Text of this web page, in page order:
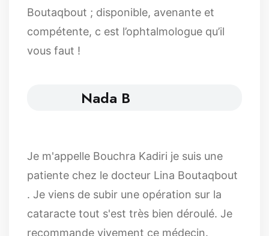
Boutaqbout ; disponible, avenante et
compétente, c est l’ophtalmologue qu’il
vous faut !
Nada B
Je m'appelle Bouchra Kadiri je suis une
patiente chez le docteur Lina Boutaqbout
. Je viens de subir une opération sur la
cataracte tout s'est très bien déroulé. Je
recommande vivement ce médecin.